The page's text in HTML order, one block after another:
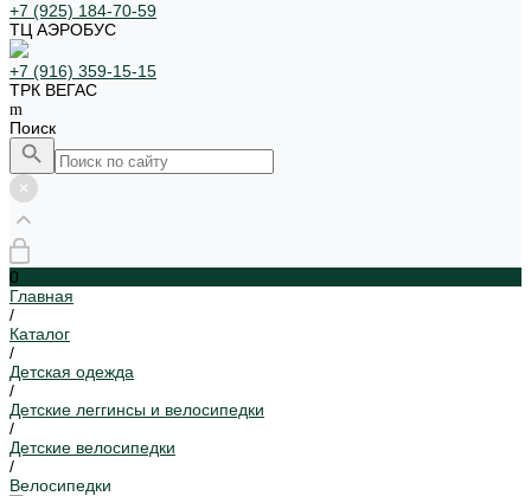
+7 (925) 184-70-59
ТЦ АЭРОБУС
+7 (916) 359-15-15
ТРК ВЕГАС
Поиск
0
Главная
/
Каталог
/
Детская одежда
/
Детские леггинсы и велосипедки
/
Детские велосипедки
/
Велосипедки